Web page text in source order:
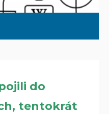
do
tentokrát